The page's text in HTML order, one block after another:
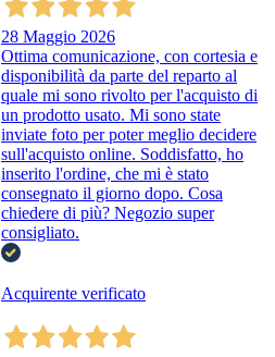
28 Maggio 2026
Ottima comunicazione, con cortesia e
disponibilità da parte del reparto al
quale mi sono rivolto per l'acquisto di
un prodotto usato. Mi sono state
inviate foto per poter meglio decidere
sull'acquisto online. Soddisfatto, ho
inserito l'ordine, che mi è stato
consegnato il giorno dopo. Cosa
chiedere di più? Negozio super
consigliato.
Acquirente verificato